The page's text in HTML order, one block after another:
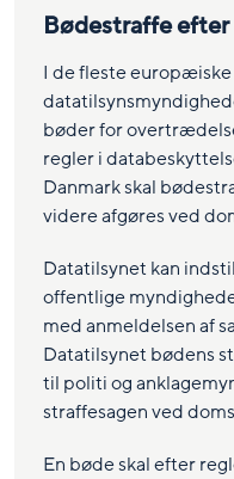
Bødestraffe efter
I de fleste
bøder for
regler i
Danmark skal
videre afgøres ved
Datatilsynet kan
offentlige
med anmeldelsen af
Datatilsynet bødens
til politi og
straffesagen ved
En bøde skal efter